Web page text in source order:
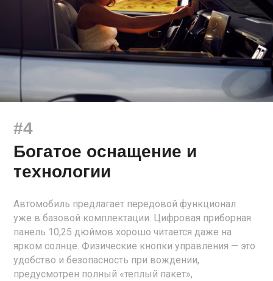
#4
Богатое оснащение и
технологии
Автомобиль предлагает передовой функционал
уже в базовой комплектации. Цифровая приборная
панель 10,25 дюймов хорошо читается даже на
ярком солнце. Физические кнопки управления — это
удобство и безопасность при вождении,
предусмотрен полный «теплый пакет»,